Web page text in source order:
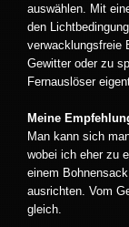
auswählen. Mit
den
verwacklungsfreie
Gewitter oder zu
Fernauslöser
Meine
Man kann sich
wobei ich eher zu
einem
ausrichten. Vom
gleich.